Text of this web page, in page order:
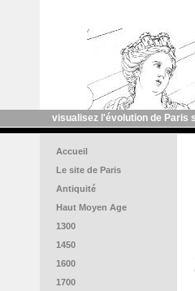
visualisez l'évolution de Paris
Accueil
Le site de Paris
Antiquité
Haut Moyen Age
1300
1450
1600
1700